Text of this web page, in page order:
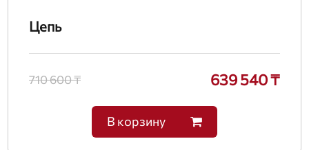
Цепь
710 600 ₸ 639 540 ₸
В корзину